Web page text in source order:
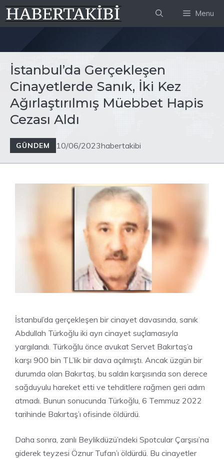
İçeriğe
atla
Menu
İstanbul’da Gerçekleşen
Cinayetlerde Sanık, İki Kez
Ağırlaştırılmış Müebbet Hapis
Cezası Aldı
GÜNDEM 10/06/2023habertakibi
İstanbul’da gerçekleşen bir cinayet davasında, sanık
Abdullah Türkoğlu iki ayrı cinayet suçlamasıyla
yargılandı. Türkoğlu önce avukat Servet Bakırtaş’a
karşı 900 bin TL’lik bir dava açılmıştı. Ancak üzgün bir
durumda olan Bakırtaş, bu saldırı karşısında son derece
sağduyulu hareket etti ve tehditlere rağmen geri adım
atmadı. Bunun sonucunda Türkoğlu, 6 Temmuz 2022
tarihinde Bakırtaş’ı ofisinde öldürdü.
Daha sonra, zanlı Beylikdüzü’ndeki Spotcular Çarşısı’na
giderek teyzesi Öznur Tufan’ı öldürdü. Bu cinayetler